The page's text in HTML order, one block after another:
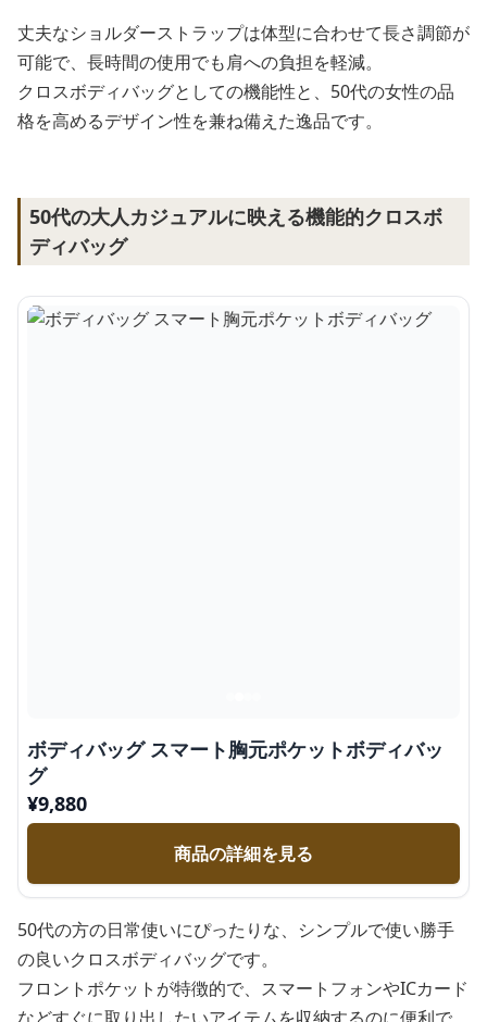
丈夫なショルダーストラップは体型に合わせて長さ調節が
可能で、長時間の使用でも肩への負担を軽減。
クロスボディバッグとしての機能性と、50代の女性の品
格を高めるデザイン性を兼ね備えた逸品です。
50代の大人カジュアルに映える機能的クロスボ
ディバッグ
ボディバッグ スマート胸元ポケットボディバッ
グ
¥9,880
商品の詳細を見る
50代の方の日常使いにぴったりな、シンプルで使い勝手
の良いクロスボディバッグです。
フロントポケットが特徴的で、スマートフォンやICカード